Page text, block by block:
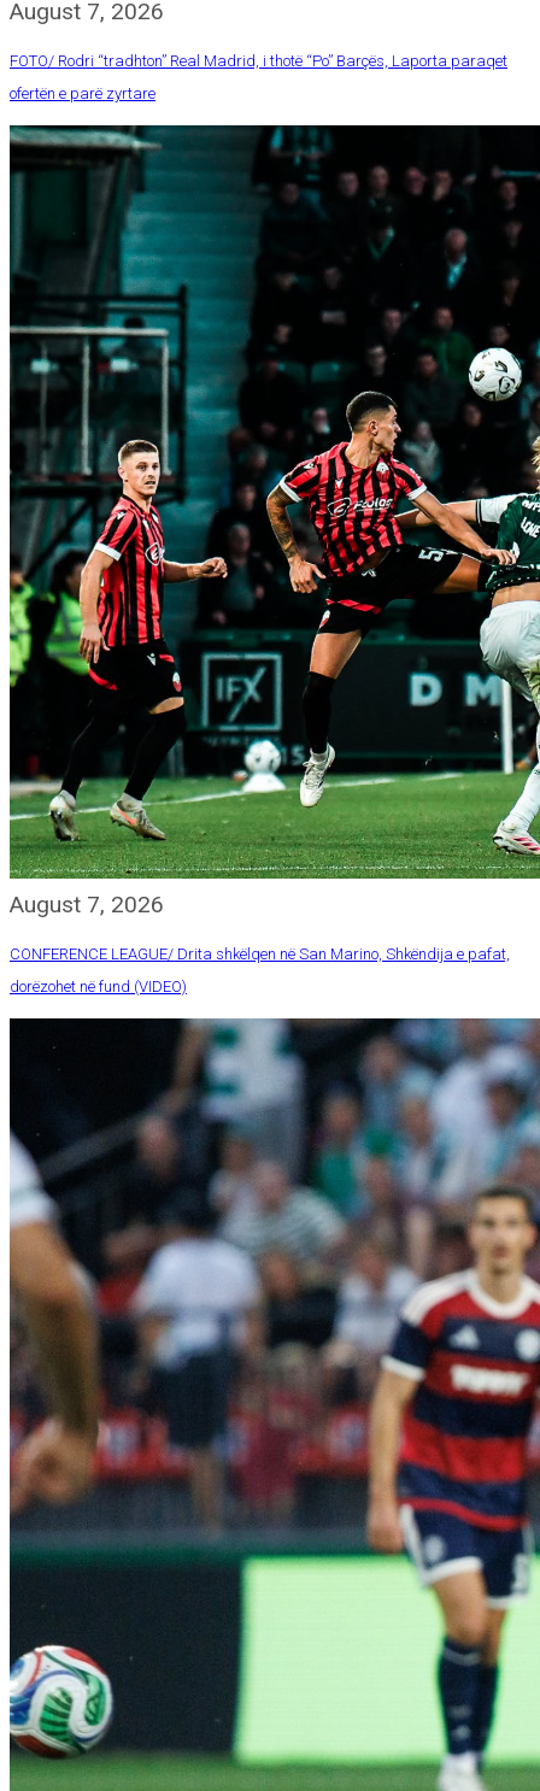
August 7, 2026
FOTO/ Rodri “tradhton” Real Madrid, i thotë “Po” Barçës, Laporta paraqet
ofertën e parë zyrtare
August 7, 2026
CONFERENCE LEAGUE/ Drita shkëlqen në San Marino, Shkëndija e pafat,
dorëzohet në fund (VIDEO)